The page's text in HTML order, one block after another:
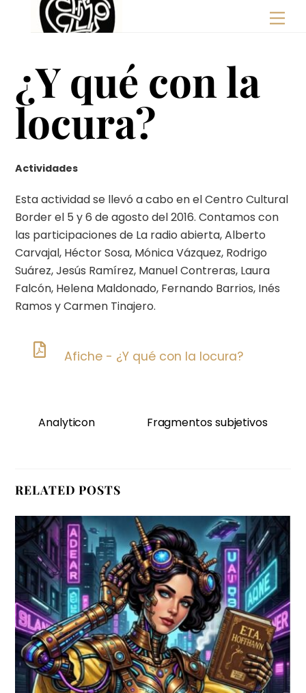
¿Y qué con la
locura?
Actividades
Esta actividad se llevó a cabo en el Centro Cultural
Border el 5 y 6 de agosto del 2016. Contamos con
las participaciones de La radio abierta, Alberto
Carvajal, Héctor Sosa, Mónica Vázquez, Rodrigo
Suárez, Jesús Ramírez, Manuel Contreras, Laura
Falcón, Helena Maldonado, Fernando Barrios, Inés
Ramos y Carmen Tinajero.
Afiche - ¿Y qué con la locura?
Analyticon Fragmentos subjetivos
RELATED POSTS